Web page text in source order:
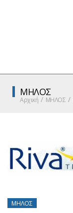
ΜΗΛΟΣ
Αρχική ΜΗΛΟΣ
ΜΉΛΟΣ